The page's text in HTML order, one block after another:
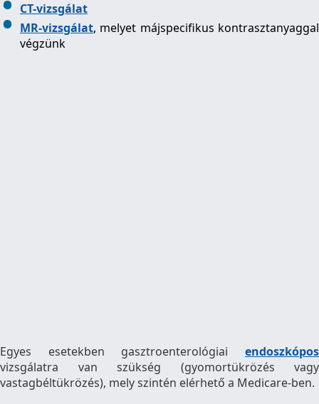
CT-vizsgálat
MR-vizsgálat, melyet májspecifikus kontrasztanyaggal
végzünk
Egyes esetekben gasztroenterológiai endoszkópos
vizsgálatra van szükség (gyomortükrözés vagy
vastagbéltükrözés), mely szintén elérhető a Medicare-ben.